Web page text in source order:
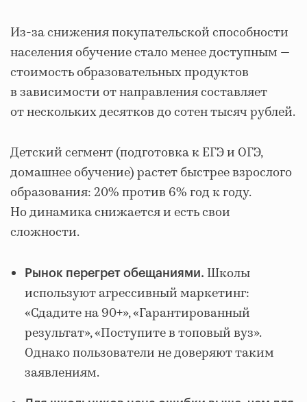
Из-за снижения покупательской способности
населения обучение стало менее доступным —
стоимость образовательных продуктов
в зависимости от направления составляет
от нескольких десятков до сотен тысяч рублей.
Детский сегмент (подготовка к ЕГЭ и ОГЭ,
домашнее обучение) растет быстрее взрослого
образования: 20% против 6% год к году.
Но динамика снижается и есть свои
сложности.
Рынок перегрет обещаниями. Школы
используют агрессивный маркетинг:
«Сдадите на 90+», «Гарантированный
результат», «Поступите в топовый вуз».
Однако пользователи не доверяют таким
заявлениям.